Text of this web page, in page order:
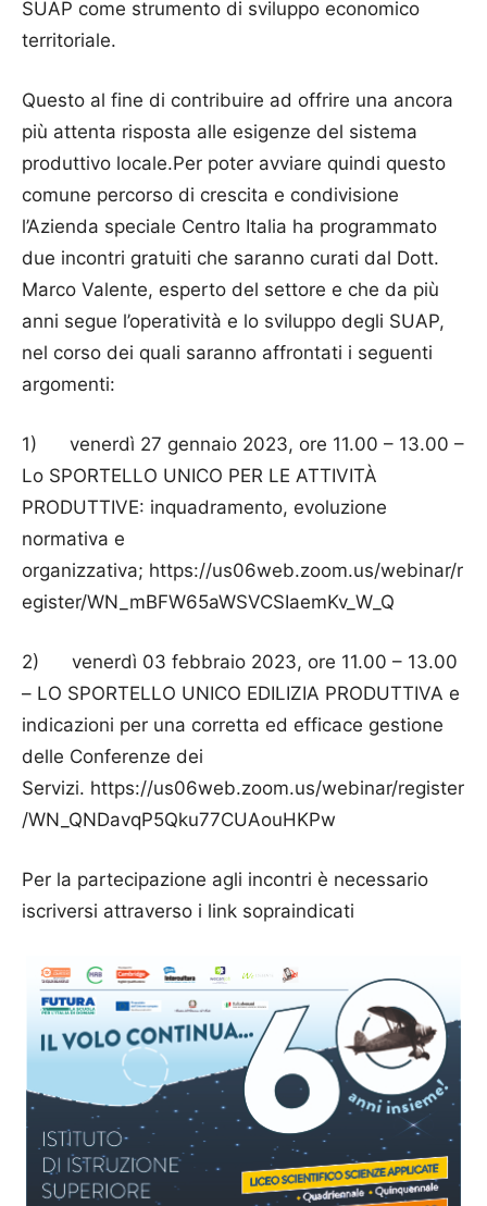
SUAP come strumento di sviluppo economico
territoriale.
Questo al fine di contribuire ad offrire una ancora
più attenta risposta alle esigenze del sistema
produttivo locale.Per poter avviare quindi questo
comune percorso di crescita e condivisione
l’Azienda speciale Centro Italia ha programmato
due incontri gratuiti che saranno curati dal Dott.
Marco Valente, esperto del settore e che da più
anni segue l’operatività e lo sviluppo degli SUAP,
nel corso dei quali saranno affrontati i seguenti
argomenti:
1) venerdì 27 gennaio 2023, ore 11.00 – 13.00 –
Lo SPORTELLO UNICO PER LE ATTIVITÀ
PRODUTTIVE: inquadramento, evoluzione
normativa e
organizzativa; https://us06web.zoom.us/webinar/r
egister/WN_mBFW65aWSVCSIaemKv_W_Q
2) venerdì 03 febbraio 2023, ore 11.00 – 13.00
– LO SPORTELLO UNICO EDILIZIA PRODUTTIVA e
indicazioni per una corretta ed efficace gestione
delle Conferenze dei
Servizi. https://us06web.zoom.us/webinar/register
/WN_QNDavqP5Qku77CUAouHKPw
Per la partecipazione agli incontri è necessario
iscriversi attraverso i link sopraindicati